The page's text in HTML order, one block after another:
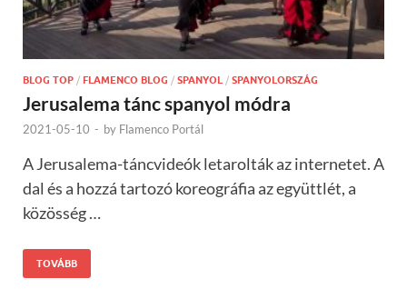
BLOG TOP / FLAMENCO BLOG / SPANYOL / SPANYOLORSZÁG
Jerusalema tánc spanyol módra
2021-05-10 - by Flamenco Portál
A Jerusalema-táncvideók letarolták az internetet. A
dal és a hozzá tartozó koreográfia az együttlét, a
közösség …
TOVÁBB